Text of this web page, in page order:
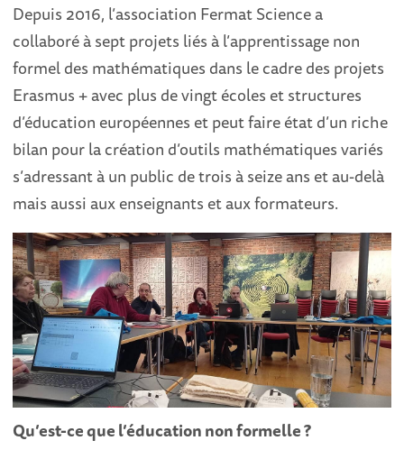
Depuis 2016, l’association Fermat Science a
collaboré à sept projets liés à l’apprentissage non
formel des mathématiques dans le cadre des projets
Erasmus + avec plus de vingt écoles et structures
d’éducation européennes et peut faire état d’un riche
bilan pour la création d’outils mathématiques variés
s’adressant à un public de trois à seize ans et au-delà
mais aussi aux enseignants et aux formateurs.
Qu’est-ce que l’éducation non formelle ?